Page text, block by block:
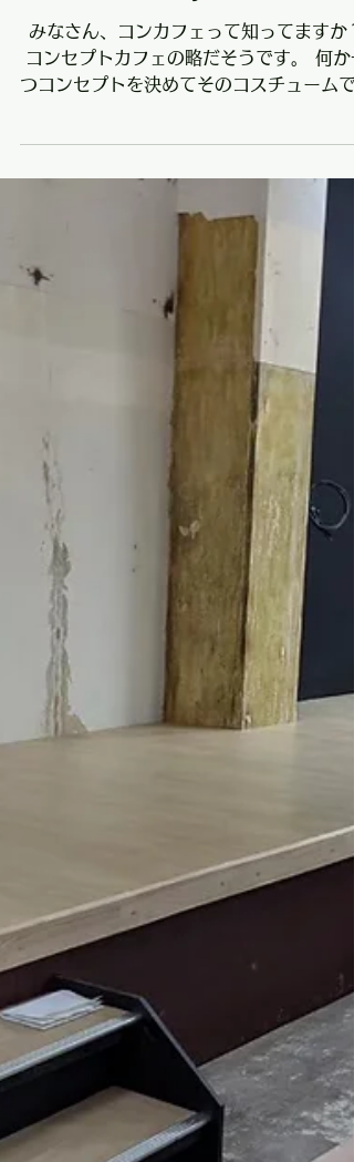
大阪｜コンカフェ｜店舗内装工
事
囲気を楽しむカフェなのです。 どんなコン
セプトがあるのかっていうと、例えば メイ
ド、ドラキュラ、ハロウィン、ドクタ
ー・・・・・・ 色々あるみたいです。 今回
はそのコンカフェの内装 をさせていただ
ついカラーリングよりも、柔らかな感じを
識した カラーリングになっています。